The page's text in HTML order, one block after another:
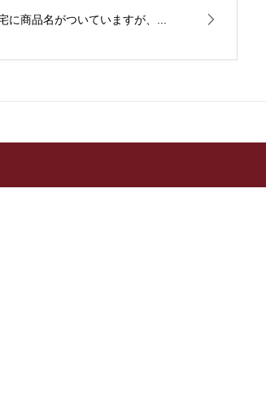
に商品名がついていますが、...